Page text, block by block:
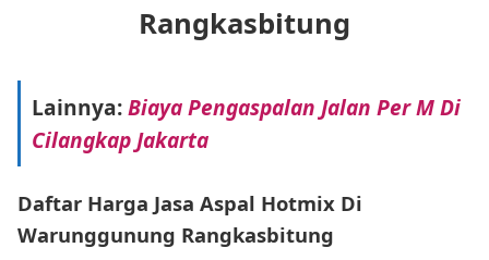
Rangkasbitung
Lainnya:Biaya Pengaspalan Jalan Per M Di
Cilangkap Jakarta
Daftar Harga Jasa Aspal Hotmix Di
Warunggunung Rangkasbitung